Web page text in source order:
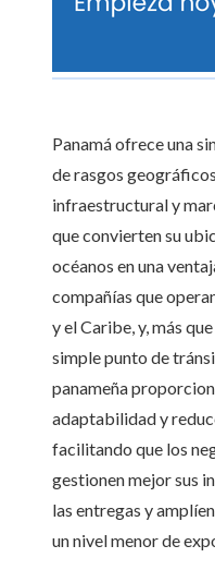
Panamá ofrece una
de rasgos
infraestructural y
que convierten su
océanos en una
compañías que
y el Caribe, y, más
simple punto de
panameña
adaptabilidad y
facilitando que los
gestionen mejor sus
las entregas y
un nivel menor de